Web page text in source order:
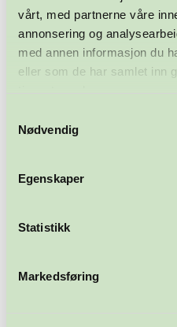
vårt, med partnerne våre
annonsering og
med annen informasjon du
eller som de har samlet inn
tjenestene deres.
Nødvendig
Egenskaper
Statistikk
Markedsføring